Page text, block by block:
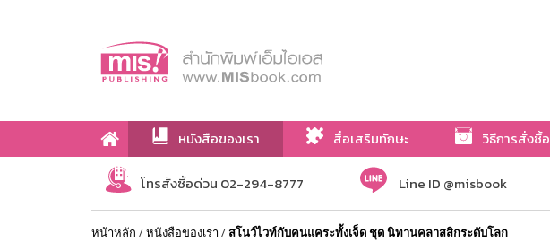
หนังสือของเรา สื่อเสริมทักษะ วิธีการสั่งซื้อ
เกี่ยวกับเรา
โทรสั่งซื้อด่วน 02-294-8777 Line ID @misbook
หน้าหลัก /หนังสือของเรา /สโนว์ไวท์กับคนแคระทั้งเจ็ด ชุด นิทานคลาสสิกระดับโลก